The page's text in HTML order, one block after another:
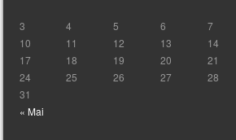
« Mai
3
4 5 6 7
10
11 12 13 14
17
18 19 20 21
24
25 26 27 28
31